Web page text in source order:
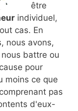
être
individuel,
cas. En
nous avons,
battre ou
pour
moins ce que
pas
d'eux-